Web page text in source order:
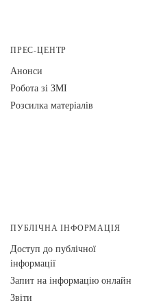
ПРЕС-ЦЕНТР
Анонси
Робота зі ЗМІ
Розсилка матеріалів
ПУБЛІЧНА ІНФОРМАЦІЯ
Доступ до публічної
інформації
Запит на інформацію онлайн
Звіти